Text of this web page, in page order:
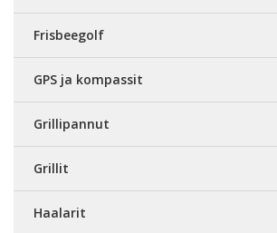
Frisbeegolf
GPS ja kompassit
Grillipannut
Grillit
Haalarit